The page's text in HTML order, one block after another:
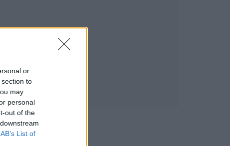
or
to
may
personal
out of the
List of